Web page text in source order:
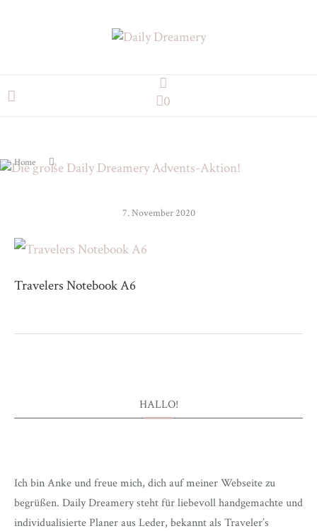
0
Home
7. November 2020
Travelers Notebook A6
HALLO!
Ich bin Anke und freue mich, dich auf meiner Webseite zu
begrüßen. Daily Dreamery steht für liebevoll handgemachte und
individualisierte Planer aus Leder, bekannt als Traveler’s